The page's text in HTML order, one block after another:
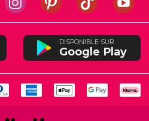
DISPONIBLE SUR
Google Play